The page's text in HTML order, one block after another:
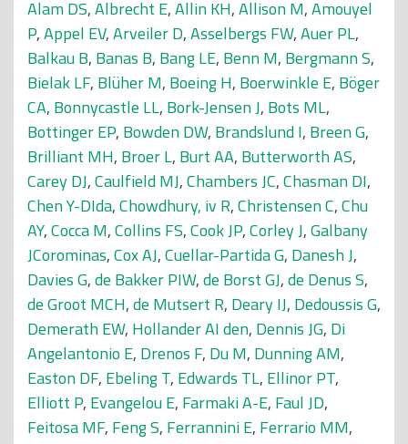
Alam DS,Albrecht E,Allin KH,Allison M,Amouyel
P,Appel EV,Arveiler D,Asselbergs FW,Auer PL,
Balkau B, Banas B, Bang LE, Benn M, Bergmann S,
Bielak LF, Blüher M, Boeing H, Boerwinkle E, Böger
CA, Bonnycastle LL, Bork-Jensen J, Bots ML,
Bottinger EP, Bowden DW, Brandslund I, Breen G,
Brilliant MH, Broer L, Burt AA, Butterworth AS,
Carey DJ,Caulfield MJ,Chambers JC,Chasman DI,
Chen Y-DIda,Chowdhury, iv R,Christensen C,Chu
AY,Cocca M,Collins FS,Cook JP,Corley J,Galbany
JCorominas,Cox AJ,Cuellar-Partida G, Danesh J,
Davies G,de Bakker PIW,de Borst GJ,de Denus S,
de Groot MCH,de Mutsert R, Deary IJ, Dedoussis G,
Demerath EW, Hollander AI den, Dennis JG, Di
Angelantonio E, Drenos F, Du M, Dunning AM,
Easton DF, Ebeling T, Edwards TL, Ellinor PT,
Elliott P, Evangelou E, Farmaki A-E, Faul JD,
Feitosa MF, Feng S, Ferrannini E, Ferrario MM,